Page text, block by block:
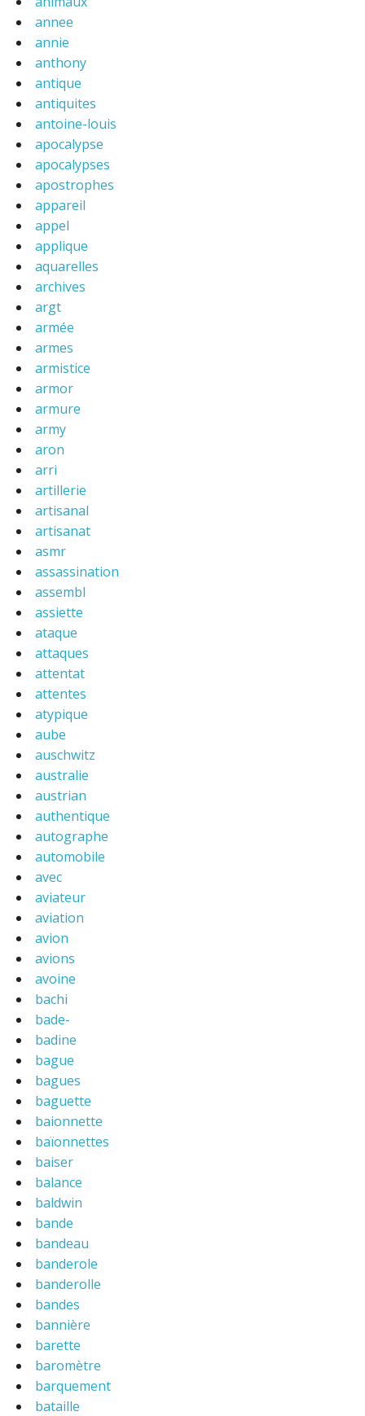
annee
annie
anthony
antique
antiquites
antoine-louis
apocalypse
apocalypses
apostrophes
appareil
appel
applique
aquarelles
archives
argt
armée
armes
armistice
armor
armure
army
aron
arri
artillerie
artisanal
artisanat
asmr
assassination
assembl
assiette
ataque
attaques
attentat
attentes
atypique
aube
auschwitz
australie
austrian
authentique
autographe
automobile
avec
aviateur
aviation
avion
avions
avoine
bachi
bade-
badine
bague
bagues
baguette
baionnette
baïonnettes
baiser
balance
baldwin
bande
bandeau
banderole
banderolle
bandes
bannière
barette
baromètre
barquement
bataille